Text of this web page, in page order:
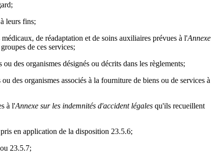
leurs fins;
de réadaptation et de soins auxiliaires prévues à l'Annexe
de ces services;
des organismes désignés ou décrits dans les règlements;
des organismes associés à la fourniture de biens ou de services à
à l'Annexe sur les indemnités d'accident légales qu'ils recueillent
en application de la disposition 23.5.6;
23.5.7;